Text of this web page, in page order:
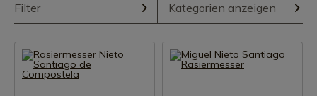
Filter Kategorien anzeigen